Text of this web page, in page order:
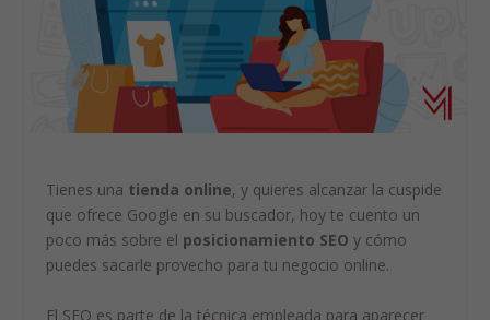
Tienes una tienda online, y quieres alcanzar la cuspide
que ofrece Google en su buscador, hoy te cuento un
poco más sobre el posicionamiento SEO y cómo
puedes sacarle provecho para tu negocio online.
El SEO es parte de la técnica empleada para aparecer